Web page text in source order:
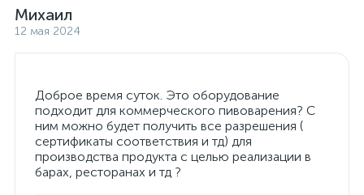
Михаил
12 мая 2024
Доброе время суток. Это оборудование
подходит для коммерческого пивоварения? С
ним можно будет получить все разрешения (
сертификаты соответствия и тд) для
производства продукта с целью реализации в
барах, ресторанах и тд ?